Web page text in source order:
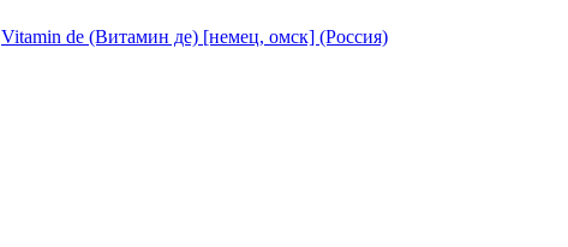
Vitamin de (Витамин де) [немец, омск] (Россия)